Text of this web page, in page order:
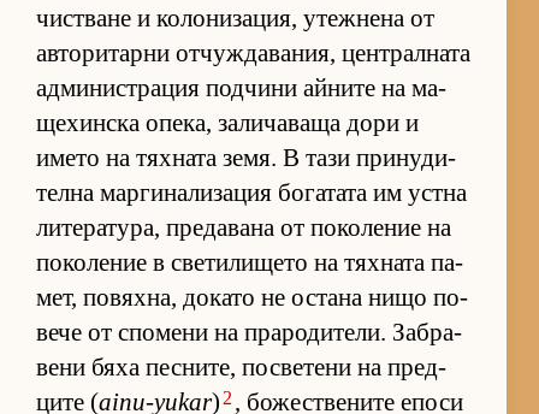
чис­т­ване и ко­ло­ни­за­ция, утеж­нена от
ав­то­ри­тарни от­чуж­да­ва­ния, цен­т­рал­ната
ад­ми­нис­т­ра­ция под­чини ай­ните на ма­
ще­хин­ска опе­ка, за­ли­ча­ваща дори и
името на тях­ната зе­мя. В тази при­ну­ди­
телна мар­ги­на­ли­за­ция бо­га­тата им ус­тна
ли­те­ра­ту­ра, пре­да­вана от по­ко­ле­ние на
по­ко­ле­ние в све­ти­ли­щето на тях­ната па­
мет, по­вях­на, до­като не ос­тана нищо по­
вече от спо­мени на пра­ро­ди­те­ли. Заб­ра­
вени бяха пес­ни­те, пос­ве­тени на пред­
ците (ainu-yukar) 2 , бо­жес­т­ве­ните епоси